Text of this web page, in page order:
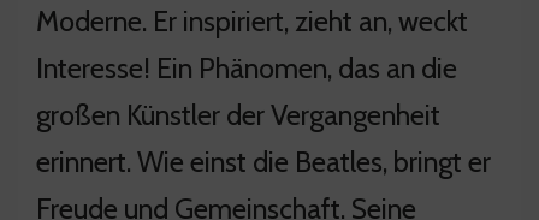
Moderne. Er inspiriert, zieht an, weckt
Interesse! Ein Phänomen, das an die
großen Künstler der Vergangenheit
erinnert. Wie einst die Beatles, bringt er
Freude und Gemeinschaft. Seine